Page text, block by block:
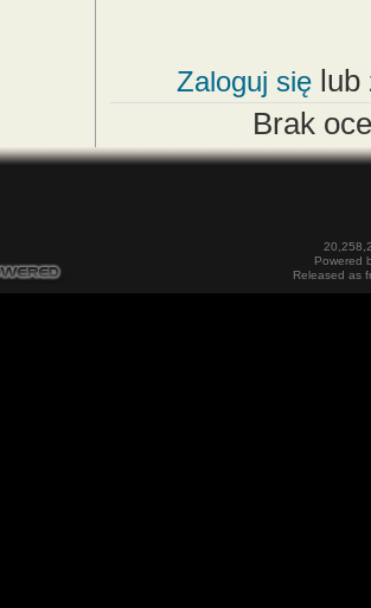
Zaloguj sięlub
Brak
Powered
Released as